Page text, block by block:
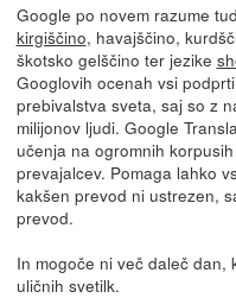
Google po novem razume
kirgiščino, havajščino,
škotsko gelščino ter jezike
Googlovih ocenah vsi
prebivalstva sveta, saj so z
milijonov ljudi. Google
učenja na ogromnih
prevajalcev. Pomaga lahko
kakšen prevod ni ustrezen,
prevod.
In mogoče ni več daleč dan,
uličnih svetilk.